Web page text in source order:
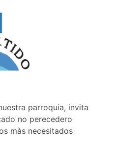
parroquia, invita
no perecedero
màs necesitados